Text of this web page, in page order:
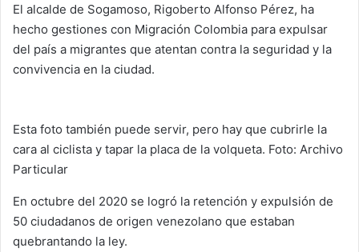
El alcalde de Sogamoso, Rigoberto Alfonso Pérez, ha
hecho gestiones con Migración Colombia para expulsar
del país a migrantes que atentan contra la seguridad y la
convivencia en la ciudad.
Esta foto también puede servir, pero hay que cubrirle la
cara al ciclista y tapar la placa de la volqueta. Foto: Archivo
Particular
En octubre del 2020 se logró la retención y expulsión de
50 ciudadanos de origen venezolano que estaban
quebrantando la ley.